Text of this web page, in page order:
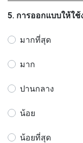
5. การออกแบบให้ใ
มากที่สุด
มาก
ปานกลาง
น้อย
น้อยที่สุด